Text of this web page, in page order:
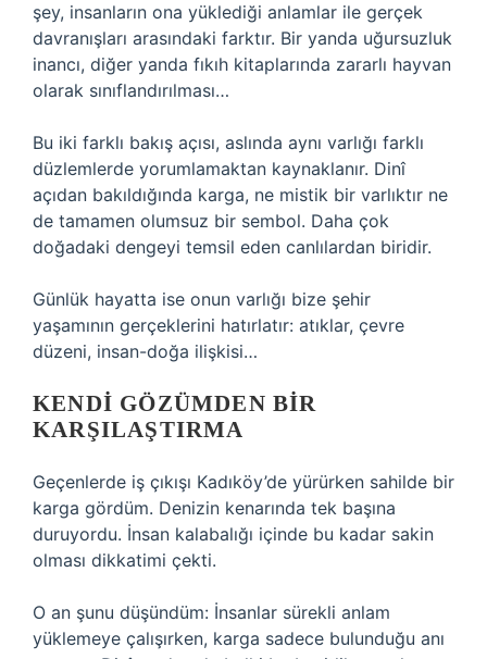
şey, insanların ona yüklediği anlamlar ile gerçek
davranışları arasındaki farktır. Bir yanda uğursuzluk
inancı, diğer yanda fıkıh kitaplarında zararlı hayvan
olarak sınıflandırılması…
Bu iki farklı bakış açısı, aslında aynı varlığı farklı
düzlemlerde yorumlamaktan kaynaklanır. Dinî
açıdan bakıldığında karga, ne mistik bir varlıktır ne
de tamamen olumsuz bir sembol. Daha çok
doğadaki dengeyi temsil eden canlılardan biridir.
Günlük hayatta ise onun varlığı bize şehir
yaşamının gerçeklerini hatırlatır: atıklar, çevre
düzeni, insan-doğa ilişkisi…
KENDI GÖZÜMDEN BIR
KARŞILAŞTIRMA
Geçenlerde iş çıkışı Kadıköy’de yürürken sahilde bir
karga gördüm. Denizin kenarında tek başına
duruyordu. İnsan kalabalığı içinde bu kadar sakin
olması dikkatimi çekti.
O an şunu düşündüm: İnsanlar sürekli anlam
yüklemeye çalışırken, karga sadece bulunduğu anı